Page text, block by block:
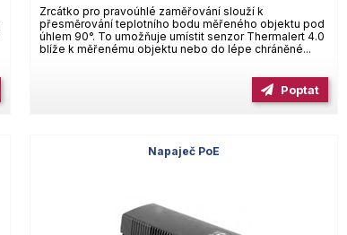
Zrcátko pro pravoúhlé zaměřování slouží k
přesměrování teplotního bodu měřeného objektu pod
úhlem 90°. To umožňuje umístit senzor Thermalert 4.0
blíže k měřenému objektu nebo do lépe chráněné...
Poptat
Napaječ PoE